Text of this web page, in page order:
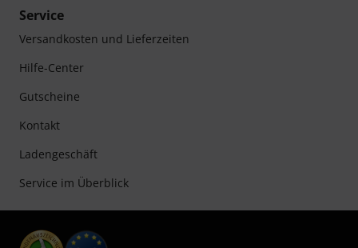
Service
Versandkosten und Lieferzeiten
Hilfe-Center
Gutscheine
Kontakt
Ladengeschäft
Service im Überblick